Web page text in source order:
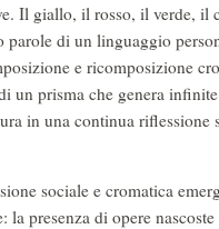
Il giallo, il rosso, il verde, il
di un linguaggio
e ricomposizione
un prisma che genera
in una continua riflessione
sociale e cromatica
la presenza di opere